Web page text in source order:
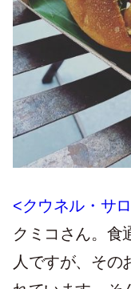
<クウネル・サ
クミコさん。食
人ですが、その